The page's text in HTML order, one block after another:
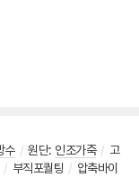
수 / 원단: 인조가죽 / 고
/ 부직포퀄팅 / 압축바이